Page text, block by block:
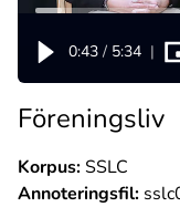
0:43 / 5:34 |
Föreningsliv
Korpus:SSLC
Annoteringsfil: